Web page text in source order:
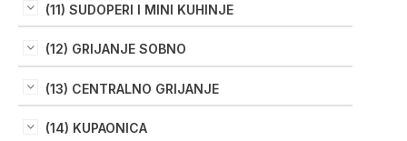
(11) SUDOPERI I MINI KUHINJE
(12) GRIJANJE SOBNO
(13) CENTRALNO GRIJANJE
(14) KUPAONICA